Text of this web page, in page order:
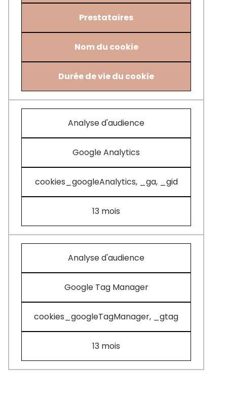
Prestataires
Nom du cookie
Durée de vie du cookie
Analyse d'audience
Google Analytics
cookies_googleAnalytics, _ga, _gid
13 mois
Analyse d'audience
Google Tag Manager
cookies_googleTagManager, _gtag
13 mois